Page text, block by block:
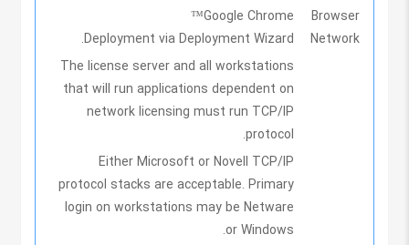
Browser
Google Chrome™
Network
Deployment via Deployment Wizard.
The license server and all workstations
that will run applications dependent on
network licensing must run TCP/IP
protocol.
Either Microsoft or Novell TCP/IP
protocol stacks are acceptable. Primary
login on workstations may be Netware
or Windows.